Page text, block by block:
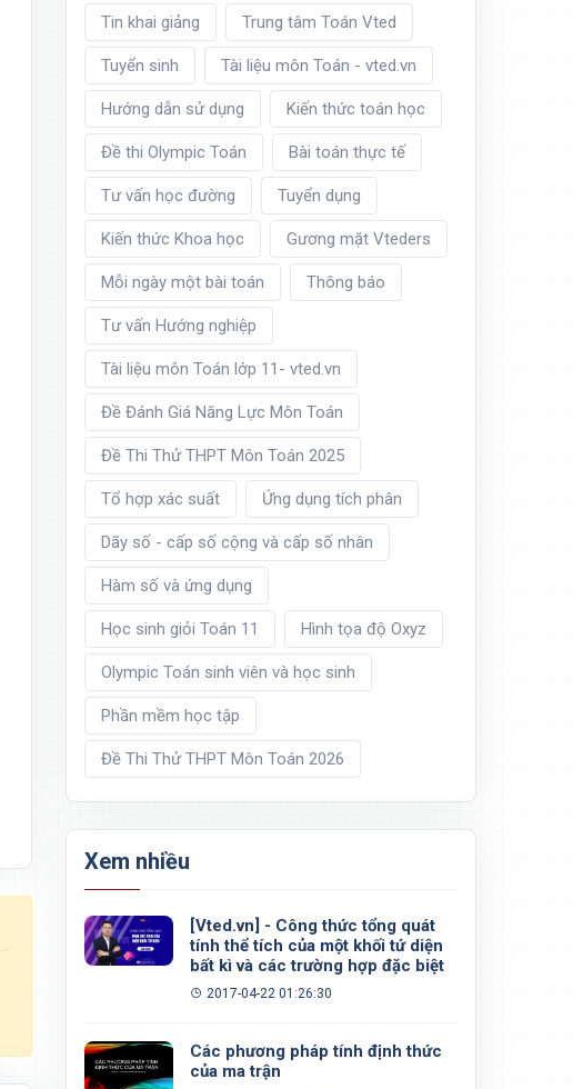
Tin khai giảng Trung tâm Toán Vted
Tuyển sinh Tài liệu môn Toán - vted.vn
Hướng dẫn sử dụng Kiến thức toán học
Đề thi Olympic Toán Bài toán thực tế
Tư vấn học đường Tuyển dụng
Kiến thức Khoa học Gương mặt Vteders
Mỗi ngày một bài toán Thông báo
Tư vấn Hướng nghiệp
Tài liệu môn Toán lớp 11- vted.vn
Đề Đánh Giá Năng Lực Môn Toán
Đề Thi Thử THPT Môn Toán 2025
Tổ hợp xác suất Ứng dụng tích phân
Dãy số - cấp số cộng và cấp số nhân
Hàm số và ứng dụng
Học sinh giỏi Toán 11 Hình tọa độ Oxyz
Olympic Toán sinh viên và học sinh
Phần mềm học tập
Đề Thi Thử THPT Môn Toán 2026
Xem nhiều
[Vted.vn] - Công thức tổng quát
tính thể tích của một khối tứ diện
bất kì và các trường hợp đặc biệt
2017-04-22 01:26:30
Các phương pháp tính định thức
của ma trận